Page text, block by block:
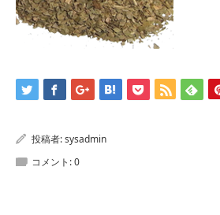
投稿者:sysadmin
コメント:0